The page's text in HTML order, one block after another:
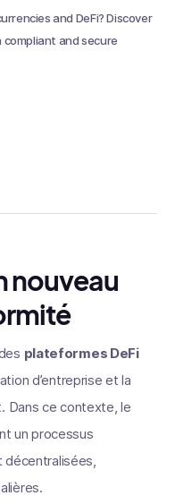
and DeFi? Discover
and secure
nouveau
plateformes DeFi
d’entreprise et la
Dans ce contexte, le
un processus
décentralisées,